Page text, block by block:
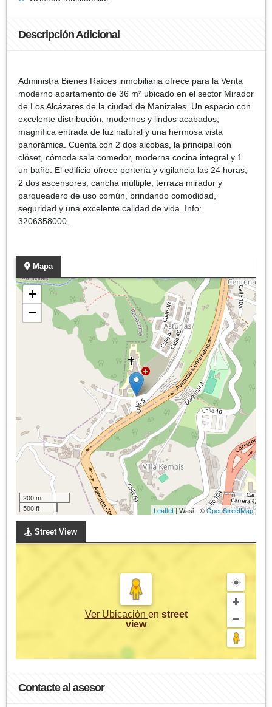
Descripción Adicional
Administra Bienes Raíces inmobiliaria ofrece para la Venta
moderno apartamento de 36 m² ubicado en el sector Mirador
de Los Alcázares de la ciudad de Manizales. Un espacio con
excelente distribución, modernos y lindos acabados,
magnífica entrada de luz natural y una hermosa vista
panorámica. Cuenta con 2 dos alcobas, la principal con
clóset, cómoda sala comedor, moderna cocina integral y 1
un baño. El edificio ofrece portería y vigilancia las 24 horas,
2 dos ascensores, cancha múltiple, terraza mirador y
parqueadero de uso común, brindando comodidad,
seguridad y una excelente calidad de vida. Info:
3206358000.
Mapa
+
−
200 m
500 ft
Leaflet | Wasi - ©OpenStreetMap
Street View
Ver Ubicación en street
view
Contacte al asesor